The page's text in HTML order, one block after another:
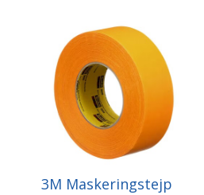
3M Maskeringstejp